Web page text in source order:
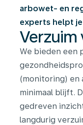
arbowet- en
experts helpt
Verzuim
We bieden een
(monitoring) en
minimaal blijft.
gedreven
langdurig